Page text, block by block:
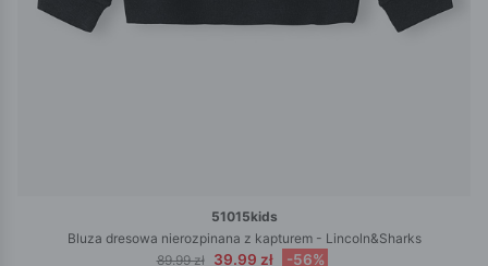
51015kids
Bluza dresowa nierozpinana z kapturem - Lincoln&Sharks
89.99 zł
39.99 zł -56%